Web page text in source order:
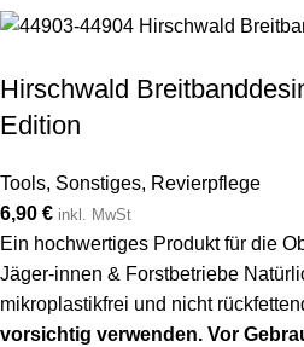
Hirschwald
Edition
Tools, Sonstiges, Revierpflege
6,90 € inkl. MwSt
Ein hochwertiges Produkt für die
Jäger-innen & Forstbetriebe
mikroplastikfrei und nicht
vorsichtig verwenden. Vor